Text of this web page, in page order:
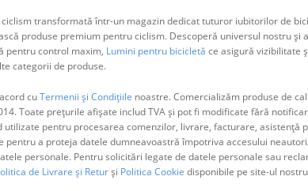
transformată într-un magazin dedicat tuturor iubitorilor de
produse premium pentru ciclism. Descoperă universul nostru
pentru control maxim, Lumini pentru bicicletă ce asigură vizibilitate
categorii de produse.
cuTermenii și Condițiile noastre. Comercializăm produse de
Toate prețurile afișate includ TVA și pot fi modificate fără
utilizate pentru procesarea comenzilor, livrare, facturare,
pentru a proteja datele dumneavoastră împotriva accesului
personale. Pentru solicitări legate de datele personale sau
de Livrare și Returși Politica Cookie disponibile pe site-ul